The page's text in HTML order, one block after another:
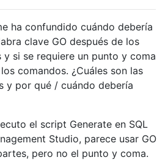
ha confundido cuándo debería
clave GO después de los
y si se requiere un punto y coma
comandos. ¿Cuáles son las
y por qué / cuándo debería
el script Generate en SQL
Studio, parece usar GO
pero no el punto y coma.